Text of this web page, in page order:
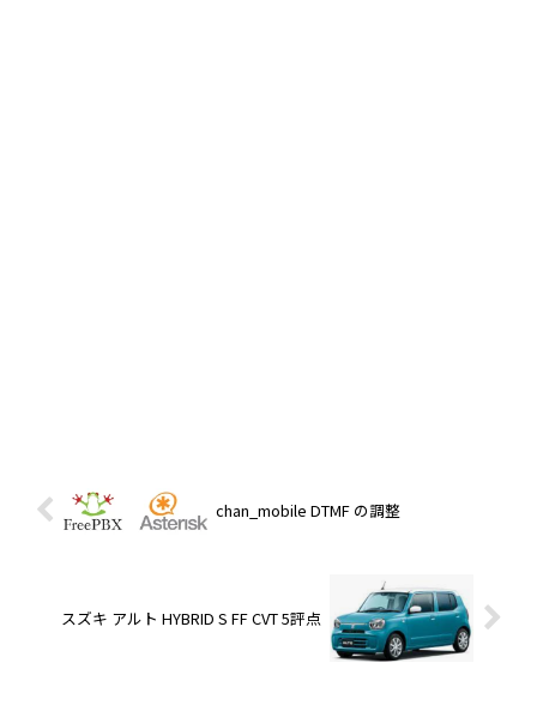
chan_mobile DTMF の調整
スズキ アルト HYBRID S FF CVT 5評点